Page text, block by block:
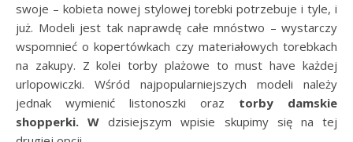
swoje – kobieta nowej stylowej torebki potrzebuje i tyle, i
już. Modeli jest tak naprawdę całe mnóstwo – wystarczy
wspomnieć o kopertówkach czy materiałowych torebkach
na zakupy. Z kolei torby plażowe to must have każdej
urlopowiczki. Wśród najpopularniejszych modeli należy
jednak wymienić listonoszki oraz torby damskie
shopperki. W dzisiejszym wpisie skupimy się na tej